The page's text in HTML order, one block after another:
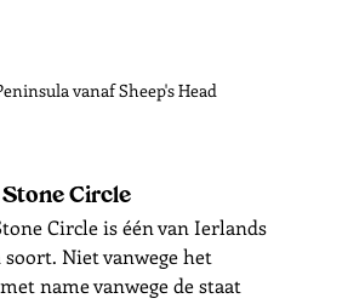
vanaf Sheep's Head
Circle
Circle is één van Ierlands
Niet vanwege het
name vanwege de staat